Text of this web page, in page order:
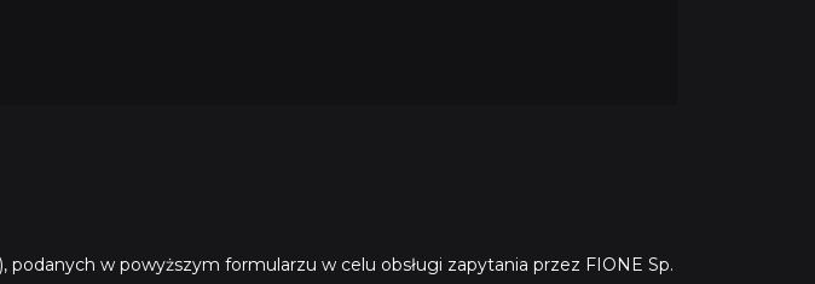
w powyższym formularzu w celu obsługi zapytania przez FIONE Sp.